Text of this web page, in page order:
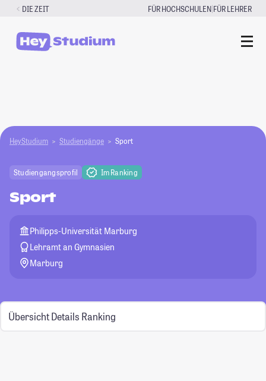
Zum
springen
DIE ZEIT FÜR HOCHSCHULEN|FÜR LEHRER
HeyStudium Studiengänge Sport
Studiengangsprofil Im Ranking
Sport
Philipps-Universität Marburg
Lehramt an Gymnasien
Marburg
Übersicht Details Ranking